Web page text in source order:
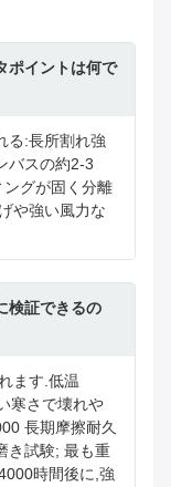
ポイントは何で
る:長所割れ強
バスの約2-3
グが固く分離
や強い風力な
検証できるの
ます.低温
寒さで壊れや
長期摩擦耐久
き試験; 最も重
時間後に,強